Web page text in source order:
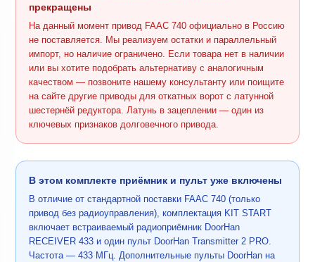
прекращены
На данный момент привод FAAC 740 официально в Россию
не поставляется. Мы реализуем остатки и параллельный
импорт, но наличие ограничено. Если товара нет в наличии
или вы хотите подобрать альтернативу с аналогичным
качеством — позвоните нашему консультанту или поищите
на сайте другие приводы для откатных ворот с латунной
шестернёй редуктора. Латунь в зацеплении — один из
ключевых признаков долговечного привода.
В этом комплекте приёмник и пульт уже включены
В отличие от стандартной поставки FAAC 740 (только
привод без радиоуправления), комплектация KIT START
включает встраиваемый радиоприёмник DoorHan
RECEIVER 433 и один пульт DoorHan Transmitter 2 PRO.
Частота — 433 МГц. Дополнительные пульты DoorHan на